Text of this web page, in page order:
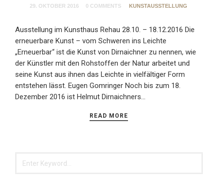
29. OKTOBER 2016 0 COMMENTS KUNSTAUSSTELLUNG
Ausstellung im Kunsthaus Rehau 28.10. – 18.12.2016 Die
erneuerbare Kunst – vom Schweren ins Leichte
„Erneuerbar“ ist die Kunst von Dirnaichner zu nennen, wie
der Künstler mit den Rohstoffen der Natur arbeitet und
seine Kunst aus ihnen das Leichte in vielfältiger Form
entstehen lässt. Eugen Gomringer Noch bis zum 18.
Dezember 2016 ist Helmut Dirnaichners…
READ MORE